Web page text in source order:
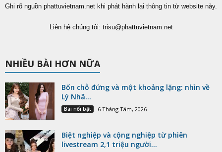
Ghi rõ nguồn phattuvietnam.net khi phát hành lại thông tin từ website này.
Liên hệ chúng tôi: trisu@phattuvietnam.net
NHIỀU BÀI HƠN NỮA
Bốn chỗ đứng và một khoảng lặng: nhìn về
Lý Nhã...
Bài nổi bật 6 Tháng Tám, 2026
Biệt nghiệp và cộng nghiệp từ phiên
livestream 2,1 triệu người...